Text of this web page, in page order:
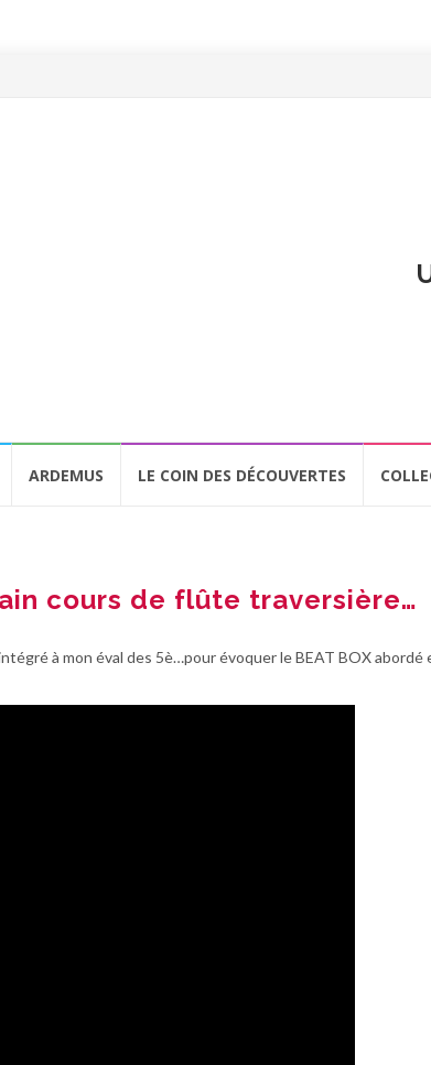
ARDEMUS LE COIN DES DÉCOUVERTES
cours de flûte traversière…
à mon éval des 5è…pour évoquer le BEAT BOX abordé